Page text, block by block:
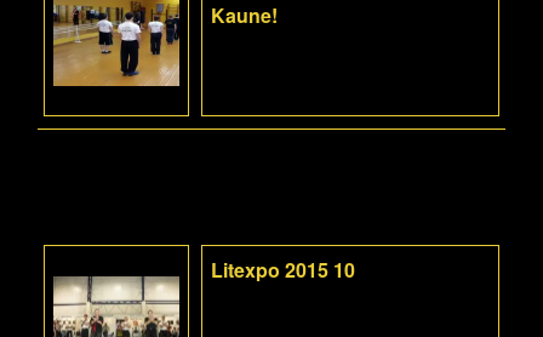
Kaune!
Litexpo 2015 10